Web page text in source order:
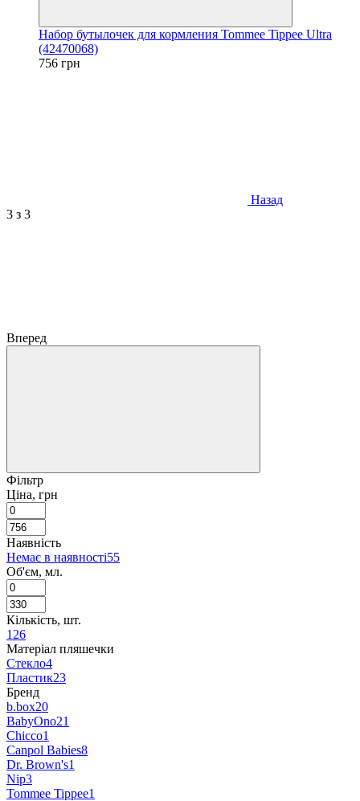
Набор бутылочек для кормления Tommee Tippee Ultra
(42470068)
756 грн
Назад
3 з 3
Вперед
Фільтр
Ціна, грн
Наявність
Немає в наявності55
Об'єм, мл.
Кількість, шт.
1 26
Матеріал пляшечки
Стекло4
Пластик23
Бренд
b.box20
BabyOno21
Chicco1
Canpol Babies8
Dr. Brown's1
Nip3
Tommee Tippee1